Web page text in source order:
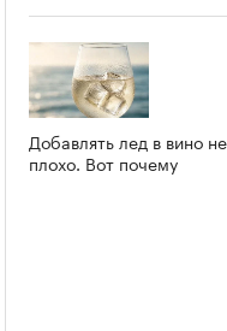
Добавлять лед в вино
плохо. Вот почему